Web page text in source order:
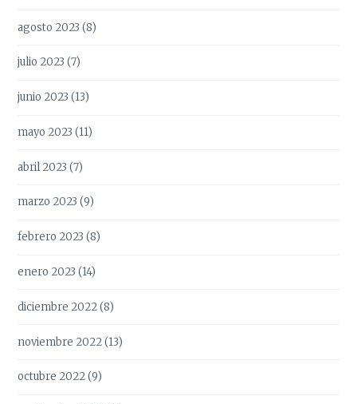
agosto 2023 (8)
julio 2023 (7)
junio 2023 (13)
mayo 2023 (11)
abril 2023 (7)
marzo 2023 (9)
febrero 2023 (8)
enero 2023 (14)
diciembre 2022(8)
noviembre 2022(13)
octubre 2022(9)